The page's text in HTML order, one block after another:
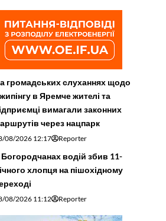
громадських слуханнях щодо
в Яремче житeлі та
вимагали законних
через нацпарк
08/2026 12:17 Reporter
водій збив 11-
хлопця на пішохідному
08/2026 11:12 Reporter